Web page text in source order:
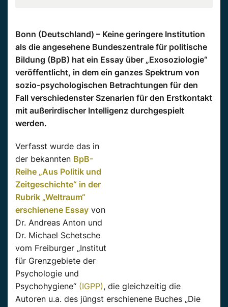
Bonn (Deutschland) – Keine geringere Institution
als die angesehene Bundeszentrale für politische
Bildung (BpB) hat ein Essay über „Exosoziologie“
veröffentlicht, in dem ein ganzes Spektrum von
sozio-psychologischen Betrachtungen für den
Fall verschiedenster Szenarien für den Erstkontakt
mit außerirdischer Intelligenz durchgespielt
werden.
Verfasst wurde das in
der bekannten BpB-
Reihe „Aus Politik und
Zeitgeschichte“ in der
Rubrik „Weltraum“
erschienene Essay von
Dr. Andreas Anton und
Dr. Michael Schetsche
vom Freiburger „Institut
für Grenzgebiete der
Psychologie und
Psychohygiene“ (IGPP), die gleichzeitig die
Autoren u.a. des jüngst erschienene Buches „Die